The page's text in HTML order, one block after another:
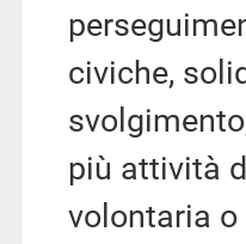
civiche,
più attività
volontaria o